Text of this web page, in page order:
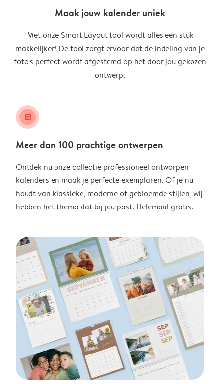
Maak jouw kalender uniek
Met onze Smart Layout tool wordt alles een stuk
makkelijker! De tool zorgt ervoor dat de indeling van je
foto's perfect wordt afgestemd op het door jou gekozen
ontwerp.
layout_alt
Meer dan 100 prachtige ontwerpen
Ontdek nu onze collectie professioneel ontworpen
kalenders en maak je perfecte exemplaren. Of je nu
houdt van klassieke, moderne of gebloemde stijlen, wij
hebben het thema dat bij jou past. Helemaal gratis.